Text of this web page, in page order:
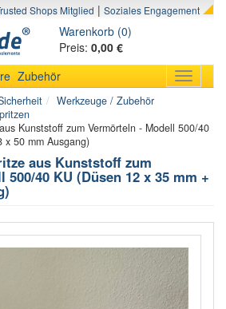
Shops Mitglied | Soziales Engagement
Warenkorb (0)
Preis: 0,00 €
Toggle
Zubehör
Werkzeuge / Zubehör
Kunststoff zum Vermörteln - Modell 500/40
x 50 mm Ausgang)
aus Kunststoff zum
40 KU (Düsen 12 x 35 mm +